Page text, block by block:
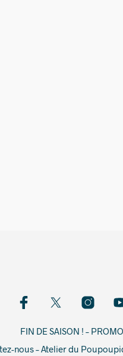
FIN DE SAISON ! – PROMO
nous – Atelier du